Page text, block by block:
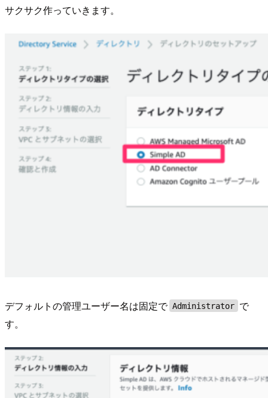
サクサク作っていきます。
デフォルトの管理ユーザー名は固定で Administrator で
す。